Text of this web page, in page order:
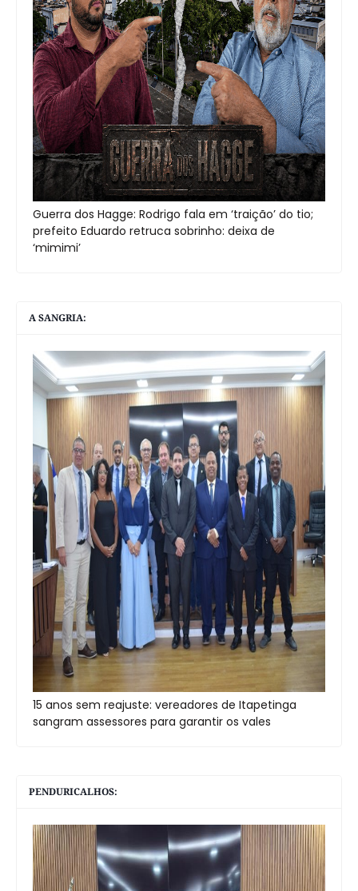
Guerra dos Hagge: Rodrigo fala em ‘traição’ do tio;
prefeito Eduardo retruca sobrinho: deixa de
‘mimimi’
A SANGRIA:
15 anos sem reajuste: vereadores de Itapetinga
sangram assessores para garantir os vales
PENDURICALHOS: